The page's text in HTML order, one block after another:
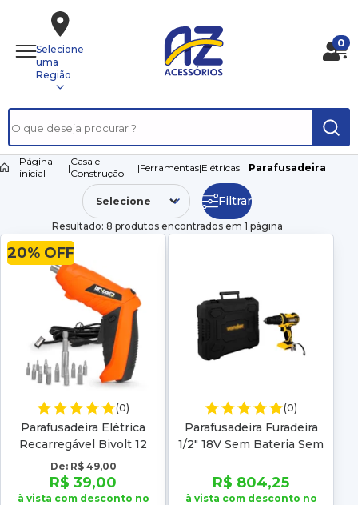
Selecione
uma
Região
0
|Página
inicial
|Casa e
Construção
|Ferramentas|Elétricas| Parafusadeira
Resultado: 8 produtos encontrados em 1 página
Filtrar
20% OFF
(0)
Parafusadeira Elétrica
Recarregável Bivolt 12
bits Ajustável
De:R$ 49,00
R$ 39,00
à vista com desconto no
(0)
Parafusadeira Furadeira
1/2" 18V Sem Bateria Sem
R$ 804,25
à vista com desconto no